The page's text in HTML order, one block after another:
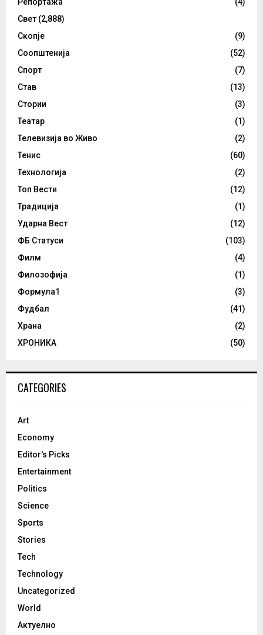
Свет (2,888)
Скопје
(9)
Соопштенија
(52)
Спорт
(7)
Став
(13)
Стории
(3)
Театар
(1)
Телевизија во Живо
(2)
Тенис
(60)
Технологија
(2)
Топ Вести
(12)
Традиција
(1)
Ударна Вест
(12)
ФБ Статуси
(103)
Филм
(4)
Филозофија
(1)
Формула1
(3)
Фудбал
(41)
Храна
(2)
ХРОНИКА
(50)
CATEGORIES
Art
Economy
Editor's Picks
Entertainment
Politics
Science
Sports
Stories
Tech
Technology
Uncategorized
World
Актуелно